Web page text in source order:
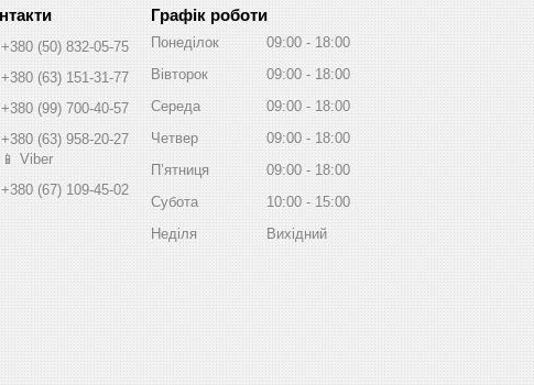
+380 (50) 832-05-75
+380 (63) 151-31-77
+380 (99) 700-40-57
+380 (63) 958-20-27
📱 Viber
+380 (67) 109-45-02
Графік роботи
Понеділок 09:00
18:00
Вівторок
09:00
18:00
Середа
09:00
18:00
Четвер
09:00
18:00
Пʼятниця
09:00
18:00
Субота
10:00
15:00
Неділя
Вихідний